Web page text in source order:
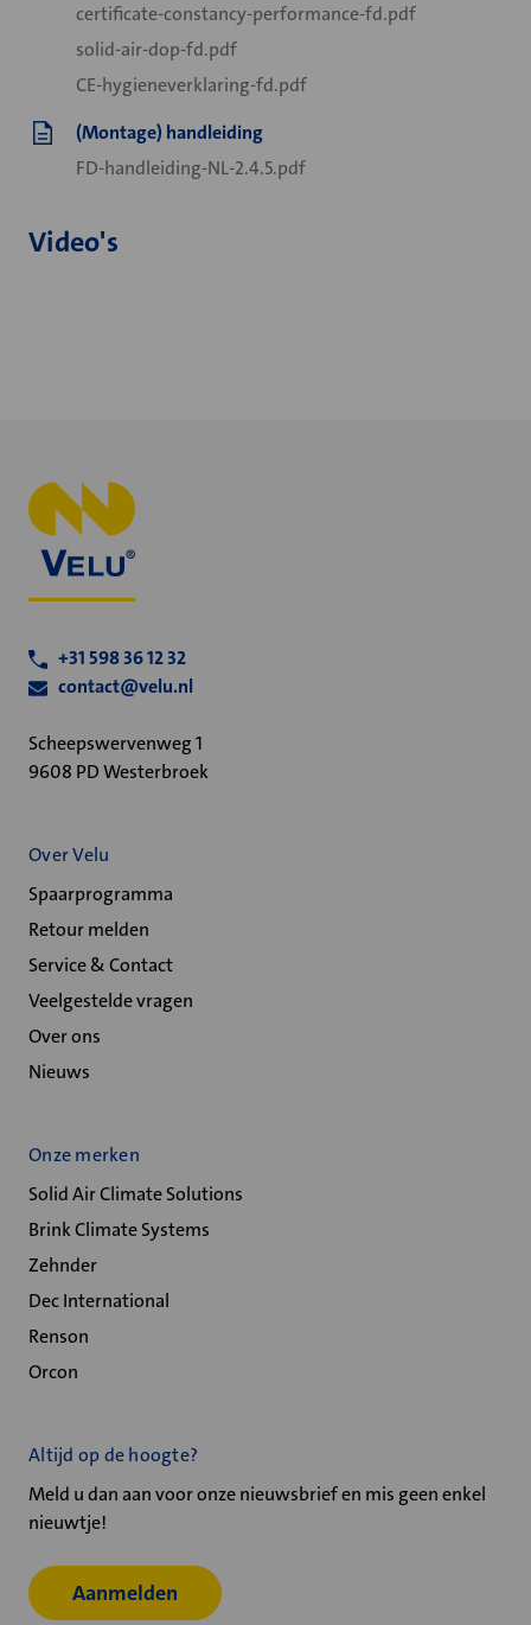
certificate-constancy-performance-fd.pdf
solid-air-dop-fd.pdf
CE-hygieneverklaring-fd.pdf
(Montage) handleiding
FD-handleiding-NL-2.4.5.pdf
Video's
+31 598 36 12 32
contact@velu.nl
Scheepswervenweg 1
9608 PD Westerbroek
Over Velu
Spaarprogramma
Retour melden
Service & Contact
Veelgestelde vragen
Over ons
Nieuws
Onze merken
Solid Air Climate Solutions
Brink Climate Systems
Zehnder
Dec International
Renson
Orcon
Altijd op de hoogte?
Meld u dan aan voor onze nieuwsbrief en mis geen enkel
nieuwtje!
Aanmelden